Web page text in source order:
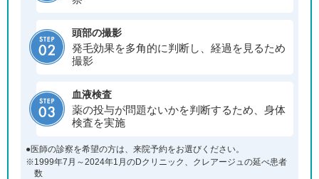
頭部の撮影
発毛効果を多角的に判断し、経過を見るため
撮影
血液検査
薬の投与が問題ないかを判断するため、身体
検査を実施
●医師の診察を希望の方は、来院予約をお選びください。
※1999年7月～2024年1月のDクリニック、クレアージュの延べ患者
数